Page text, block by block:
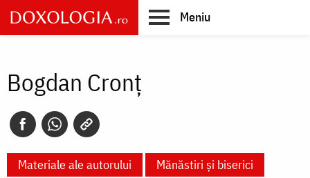
Skip
to
main
Meniu
Bogdan Cronț
Materiale ale autorului
Mănăstiri și biserici